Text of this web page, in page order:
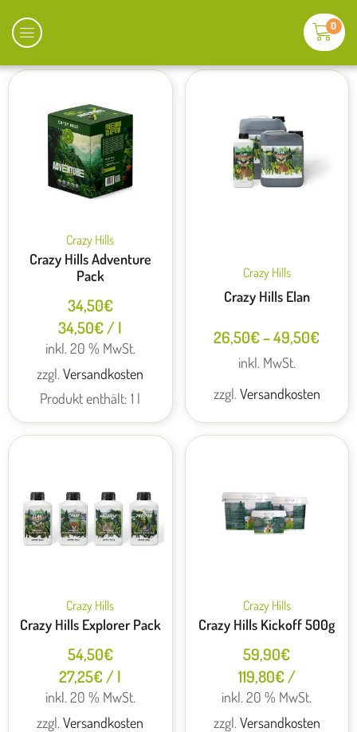
0
Crazy Hills
Crazy Hills Adventure
Pack
34,50€
34,50€/l
inkl. 20 % MwSt.
zzgl.Versandkosten
Produkt enthält: 1 l
Crazy Hills
Crazy Hills Elan
26,50€–49,50€
inkl. MwSt.
zzgl. Versandkosten
Crazy Hills
Crazy Hills Explorer Pack
54,50€
27,25€/l
inkl. 20 % MwSt.
zzgl.Versandkosten
Crazy Hills
Crazy Hills Kickoff 500g
59,90€
119,80€/
inkl. 20 % MwSt.
zzgl. Versandkosten